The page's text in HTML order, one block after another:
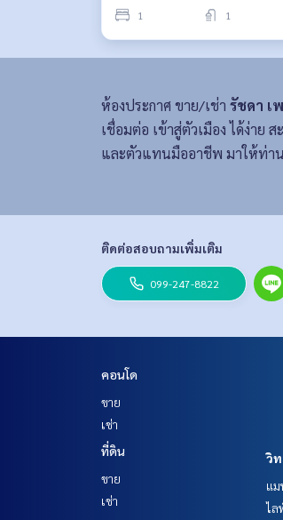
1
1
ห้องประกาศ ขาย/เช่า รัชดา เ
เชื่อมต่อ เข้าสู่ตัวเมือง ได้ง่าย
และตัวแทนมืออาชีพ มาให้ท่าน
ติดต่อสอบถามเพิ่มเติม
099-247-8822
คอนโด
ขาย
เช่า
ที่ดิน
ขาย
เช่า
วิ
แ
ไล